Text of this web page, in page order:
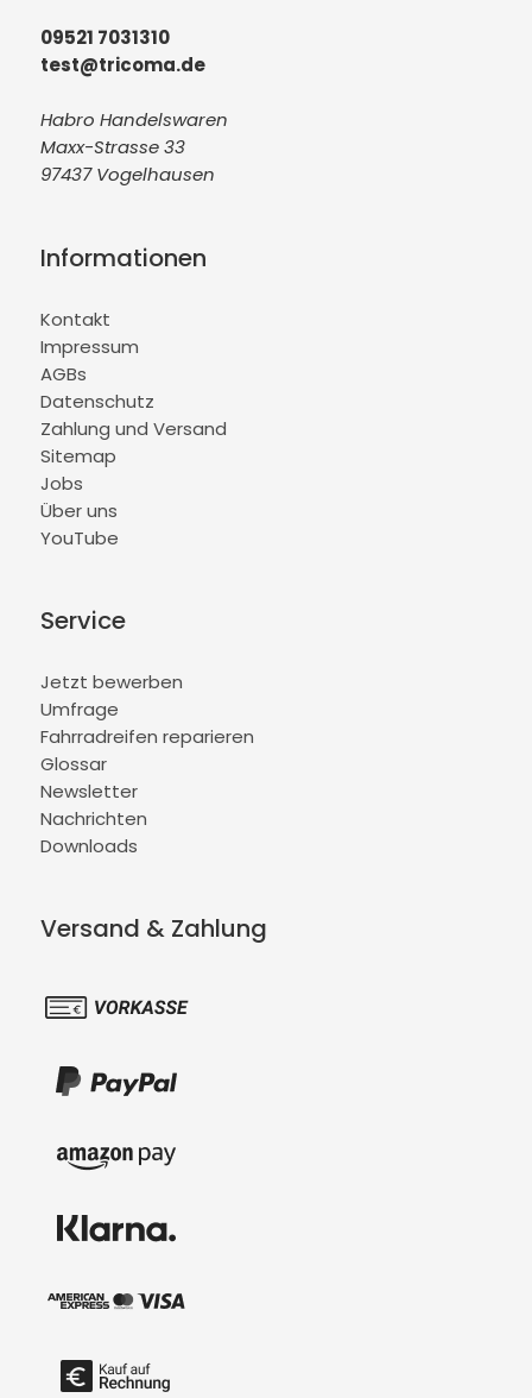
09521 7031310
test@tricoma.de
Habro Handelswaren
Maxx-Strasse 33
97437 Vogelhausen
Informationen
Kontakt
Impressum
AGBs
Datenschutz
Zahlung und Versand
Sitemap
Jobs
Über uns
YouTube
Service
Jetzt bewerben
Umfrage
Fahrradreifen reparieren
Glossar
Newsletter
Nachrichten
Downloads
Versand & Zahlung